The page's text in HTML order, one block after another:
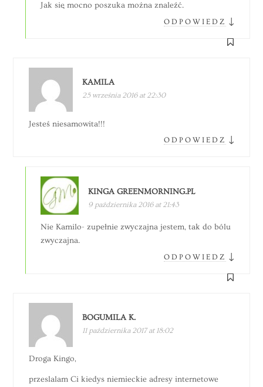
Jak się mocno poszuka można znaleźć.
ODPOWIEDZ ↓
KAMILA
25 września 2016 at 22:30
Jesteś niesamowita!!!
ODPOWIEDZ ↓
KINGA GREENMORNING.PL
9 października 2016 at 21:43
Nie Kamilo- zupełnie zwyczajna jestem, tak do bólu
zwyczajna.
ODPOWIEDZ ↓
BOGUMILA K.
11 października 2017 at 18:02
Droga Kingo,
przeslalam Ci kiedys niemieckie adresy internetowe